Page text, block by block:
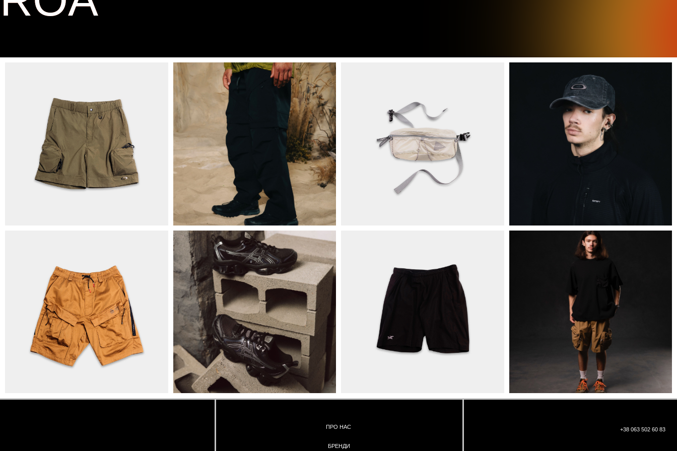
ПРО НАС
БРЕНДИ
КОНТАКТИ
ОБМІН ТА
ПОВЕРНЕННЯ
ОПЛАТА ТА ДОСТАВКА
ПОЛІТИКА КОНФІДЕНЦІЙНОСТІ
+38 063 502 60 83
КИЇВ, ВАЛЕРІЯ ЛОБАНОВСЬКОГО
9/1
ORDER@DISTANCE.COM.UA
TELEGRAM:
@DISTANCE_UA